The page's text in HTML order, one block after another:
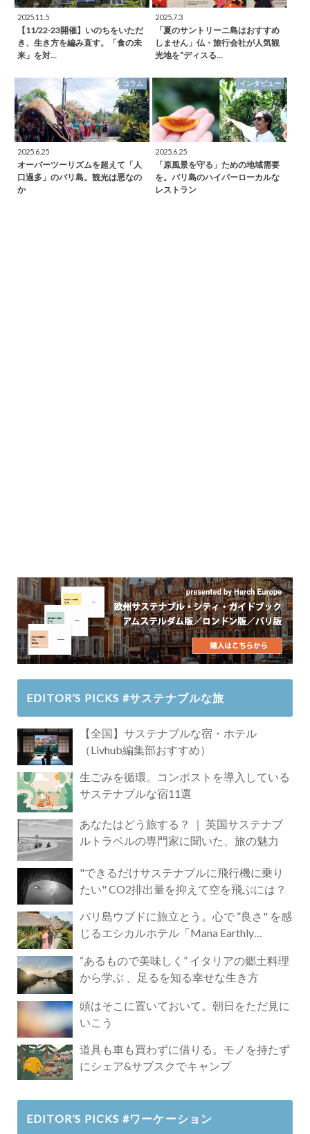
2025.11.5
【11/22-23開催】いのちをいただ
き、生き方を編み直す。「食の未
来」を対…
2025.7.3
「夏のサントリーニ島はおすすめ
しません」仏・旅行会社が人気観
光地を“ディスる…
コラム
2025.6.25
オーバーツーリズムを超えて「人
口過多」のバリ島。観光は悪なの
か
インタビュー
2025.6.25
「原風景を守る」ための地域需要
を。バリ島のハイパーローカルな
レストラン
EDITOR’S PICKS #サステナブルな旅
【全国】サステナブルな宿・ホテル
（Livhub編集部おすすめ）
生ごみを循環。コンポストを導入している
サステナブルな宿11選
あなたはどう旅する？ ｜ 英国サステナブ
ルトラベルの専門家に聞いた、旅の魅力
"できるだけサステナブルに飛行機に乗り
たい" CO2排出量を抑えて空を飛ぶには？
バリ島ウブドに旅立とう。心で ”良さ" を感
じるエシカルホテル「Mana Earthly
“あるもので美味しく” イタリアの郷土料理
から学ぶ 、足るを知る幸せな生き方
頭はそこに置いておいて。朝日をただ見に
いこう
道具も車も買わずに借りる。モノを持たず
にシェア&サブスクでキャンプ
EDITOR’S PICKS #ワーケーション